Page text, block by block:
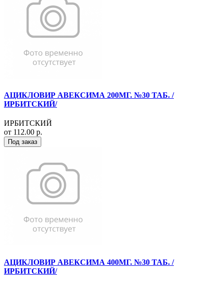
АЦИКЛОВИР АВЕКСИМА 200МГ. №30 ТАБ. /
ИРБИТСКИЙ/
ИРБИТСКИЙ
от 112.00 р.
Под заказ
АЦИКЛОВИР АВЕКСИМА 400МГ. №30 ТАБ. /
ИРБИТСКИЙ/